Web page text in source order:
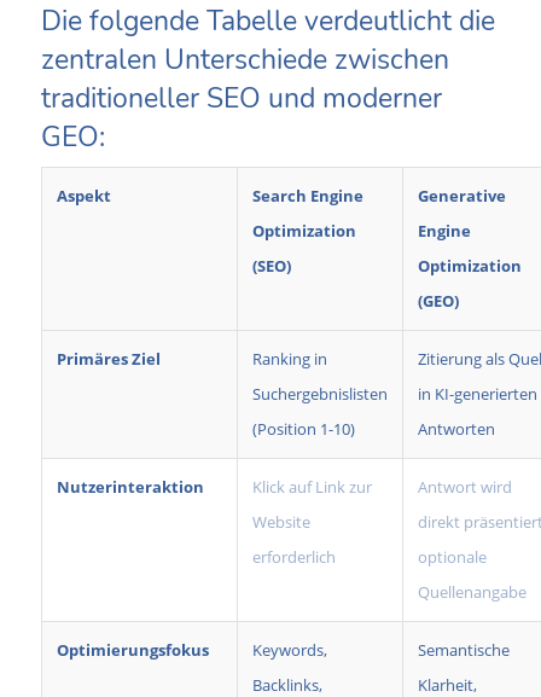
Die folgende Tabelle verdeutlicht die
zentralen Unterschiede zwischen
traditioneller SEO und moderner
GEO:
Aspekt
Search Engine
Optimization
(SEO)
Generative
Engine
Optimization
(GEO)
Primäres Ziel
Ranking in
Suchergebnislisten
(Position 1-10)
Zitierung als
in KI-generierten
Antworten
Nutzerinteraktion
Klick auf Link zur
Website
erforderlich
Antwort wird
direkt
optionale
Quellenangabe
Optimierungsfokus
Keywords,
Backlinks,
Semantische
Klarheit,